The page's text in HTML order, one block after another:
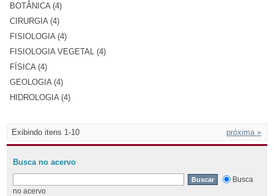
BOTÂNICA (4)
CIRURGIA (4)
FISIOLOGIA (4)
FISIOLOGIA VEGETAL (4)
FÍSICA (4)
GEOLOGIA (4)
HIDROLOGIA (4)
Exibindo itens 1-10 próxima »
Busca no acervo
Busca
no acervo